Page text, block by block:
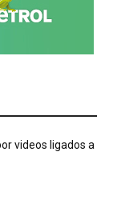
videos ligados a